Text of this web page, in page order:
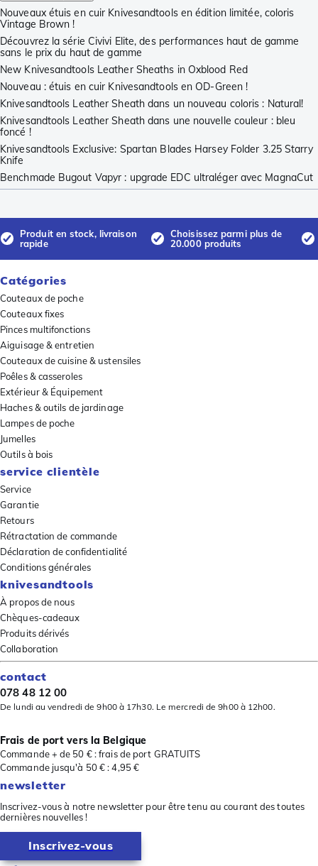
Nouveaux étuis en cuir Knivesandtools en édition limitée, coloris
Vintage Brown !
Découvrez la série Civivi Elite, des performances haut de gamme
sans le prix du haut de gamme
New Knivesandtools Leather Sheaths in Oxblood Red
Nouveau : étuis en cuir Knivesandtools en OD-Green !
Knivesandtools Leather Sheath dans un nouveau coloris : Natural!
Knivesandtools Leather Sheath dans une nouvelle couleur : bleu
foncé !
Knivesandtools Exclusive: Spartan Blades Harsey Folder 3.25 Starry
Knife
Benchmade Bugout Vapyr : upgrade EDC ultraléger avec MagnaCut
Produit en stock, livraison
rapide
Choisissez parmi plus de
20.000 produits
Catégories
Couteaux de poche
Couteaux fixes
Pinces multifonctions
Aiguisage & entretien
Couteaux de cuisine & ustensiles
Poêles & casseroles
Extérieur & Équipement
Haches & outils de jardinage
Lampes de poche
Jumelles
Outils à bois
service clientèle
Service
Garantie
Retours
Rétractation de commande
Déclaration de confidentialité
Conditions générales
knivesandtools
À propos de nous
Chèques-cadeaux
Produits dérivés
Collaboration
contact
078 48 12 00
De lundi au vendredi de 9h00 à 17h30. Le mercredi de 9h00 à 12h00.
Frais de port vers la Belgique
Commande + de 50 € : frais de port GRATUITS
Commande jusqu'à 50 € : 4,95 €
newsletter
Inscrivez-vous à notre newsletter pour être tenu au courant des toutes
dernières nouvelles !
Inscrivez-vous